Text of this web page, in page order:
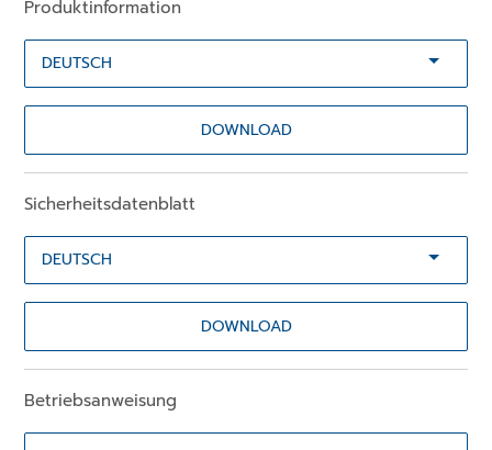
Produktinformation
DOWNLOAD
Sicherheitsdatenblatt
DOWNLOAD
Betriebsanweisung